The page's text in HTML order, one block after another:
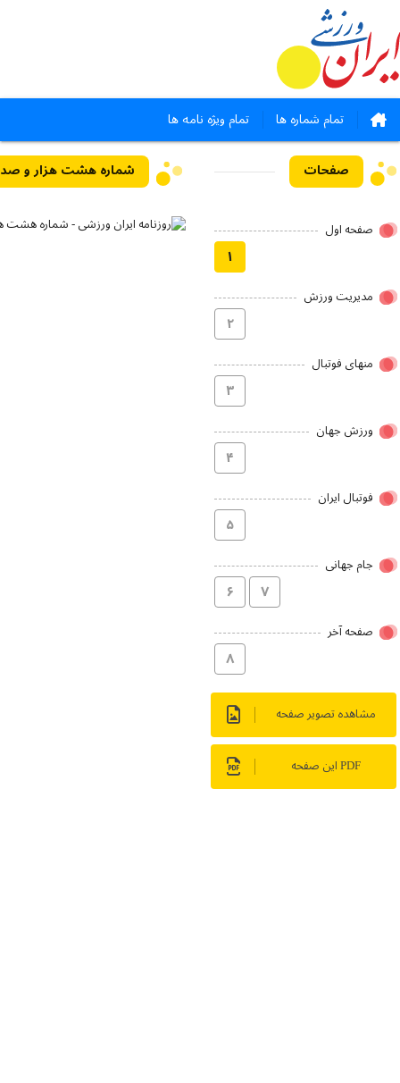
تمام شماره ها تمام ویژه نامه ها
صفحات
صفحه اول
۱
مدیریت ورزش
۲
منهای فوتبال
۳
ورزش جهان
۴
فوتبال ایران
۵
جام جهانی
۶ ۷
صفحه آخر
۸
مشاهده تصویر صفحه
PDF این صفحه